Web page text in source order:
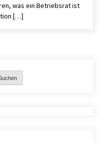
Strategien und
den Einkauf transformieren
was ein Betriebsrat ist
[…]